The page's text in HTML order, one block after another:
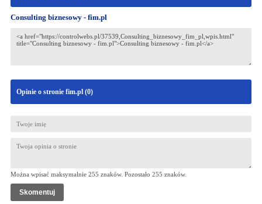
Consulting biznesowy - fim.pl
Opinie o stronie fim.pl (0)
Można wpisać maksymalnie 255 znaków. Pozostało 255 znaków.